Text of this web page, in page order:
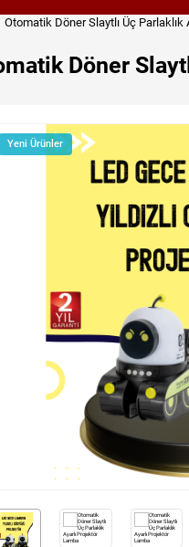
Otomatik Döner Slaytlı Üç Parlaklık
Döner
Yeni Ürünler